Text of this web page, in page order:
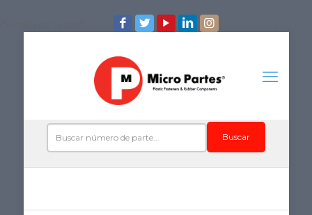
Buscar